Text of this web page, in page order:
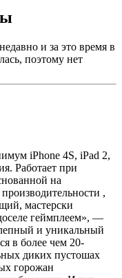
и за это время в
поэтому нет
iPhone 4S, iPad 2,
Работает при
на
,
мастерски
геймплеем», —
и уникальный
в более чем 20-
диких пустошах
горожан